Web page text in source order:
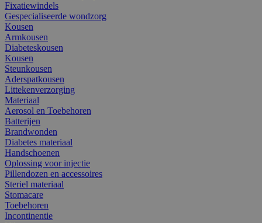
Fixatiewindels
Gespecialiseerde wondzorg
Kousen
Armkousen
Diabeteskousen
Kousen
Steunkousen
Aderspatkousen
Littekenverzorging
Materiaal
Aerosol en Toebehoren
Batterijen
Brandwonden
Diabetes materiaal
Handschoenen
Oplossing voor injectie
Pillendozen en accessoires
Steriel materiaal
Stomacare
Toebehoren
Incontinentie